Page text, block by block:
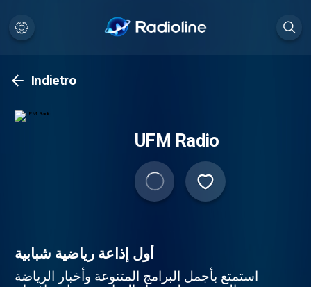
Indietro
UFM Radio
أول إذاعة رياضية شبابية
استمتع بأجمل البرامج المتنوعة وأخبار الرياضة